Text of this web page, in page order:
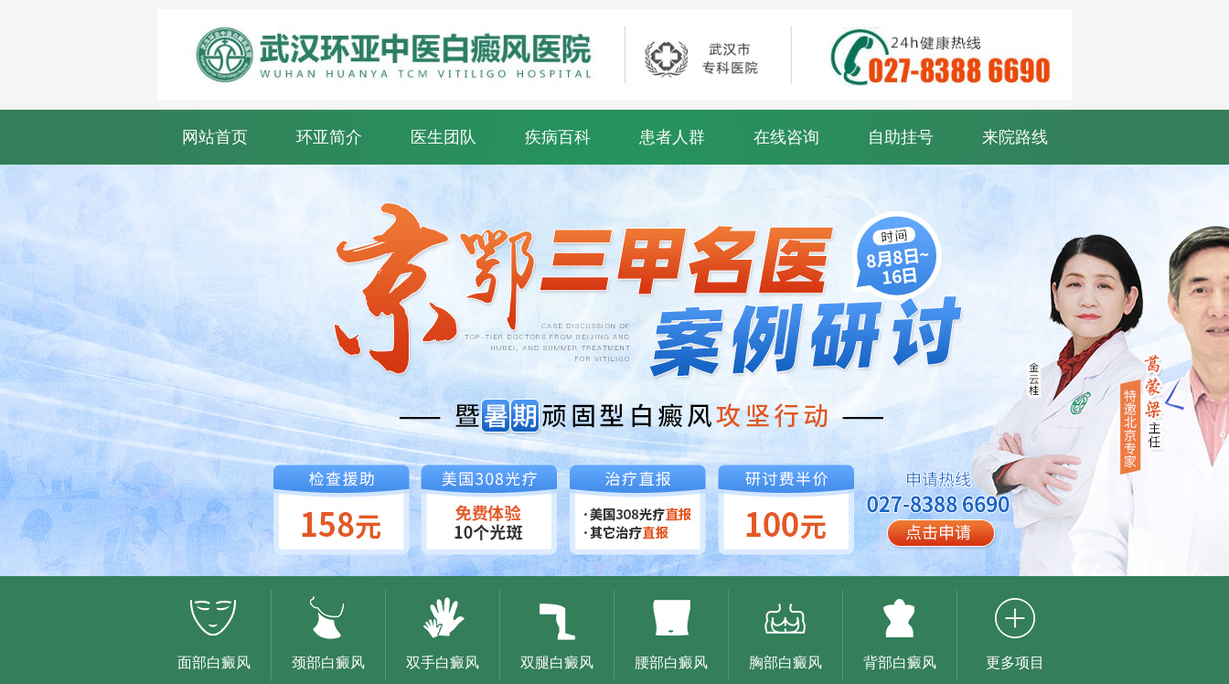
网站首页 环亚简介 医生团队 疾病百科 患者人群 在线咨询 自助挂号 来院路线
面部白癜风 颈部白癜风 双手白癜风 双腿白癜风 腰部白癜风 胸部白癜风 背部白癜风 更多项目